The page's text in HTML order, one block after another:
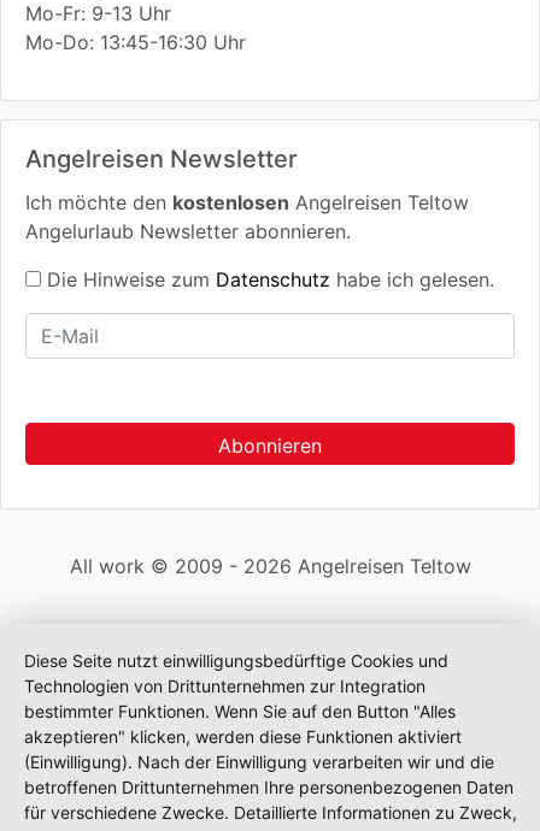
Mo-Fr: 9-13 Uhr
Mo-Do: 13:45-16:30 Uhr
Angelreisen Newsletter
Ich möchte den kostenlosen Angelreisen Teltow
Angelurlaub Newsletter abonnieren.
Die Hinweise zum Datenschutz habe ich gelesen.
All work © 2009 - 2026 Angelreisen Teltow
Diese Seite nutzt einwilligungsbedürftige Cookies und
Technologien von Drittunternehmen zur Integration
bestimmter Funktionen. Wenn Sie auf den Button "Alles
akzeptieren" klicken, werden diese Funktionen aktiviert
(Einwilligung). Nach der Einwilligung verarbeiten wir und die
betroffenen Drittunternehmen Ihre personenbezogenen Daten
für verschiedene Zwecke. Detaillierte Informationen zu Zweck,